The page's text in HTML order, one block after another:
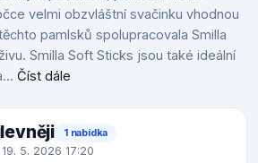
velmi obzvláštní svačinku vhodnou
pamlsků spolupracovala Smilla
Smilla Soft Sticks jsou také ideální
Číst dále
1 nabídka
5. 2026 17:20